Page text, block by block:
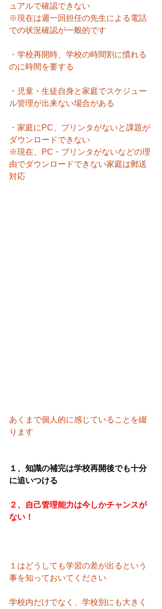
ュアルで確認できない
※現在は週一回担任の先生による電話
での状況確認が一般的です
・学校再開時、学校の時間割に慣れる
のに時間を要する
・児童・生徒自身と家庭でスケジュー
ル管理が出来ない場合がある
・家庭にPC、プリンタがないと課題が
ダウンロードできない
※現在、PC・プリンタがないなどの理
由でダウンロードできない家庭は郵送
対応
あくまで個人的に感じていることを綴
ります
１、知識の補完は学校再開後でも十分
に追いつける
２、自己管理能力は今しかチャンスが
ない！
１はどうしても学習の差が出るという
事を知っておいてください
学校内だけでなく、学校別にも大きく